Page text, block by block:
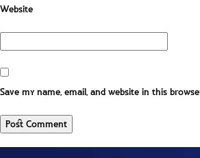
Website
Save my name, email, and website in this